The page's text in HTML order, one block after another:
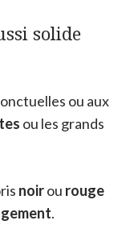
solide
ou aux
ou les grands
noirou rouge
.